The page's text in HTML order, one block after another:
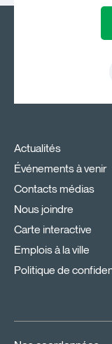
Actualités
Événements à venir
Contacts médias
Nous joindre
Carte interactive
Emplois à la ville
Politique de